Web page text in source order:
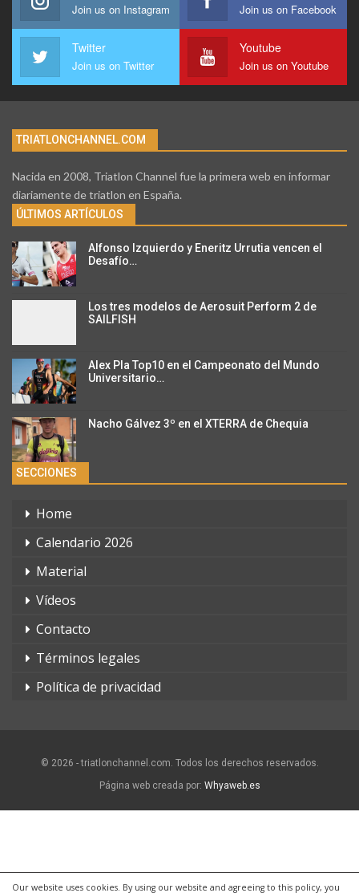
Our website uses cookies. By using our website and agreeing to this policy, you
Join us on Instagram Join us on Facebook
Twitter
Join us on Twitter
Youtube
Join us on Youtube
TRIATLONCHANNEL.COM
Nacida en 2008, Triatlon Channel fue la primera web en informar
diariamente de triatlon en España.
ÚLTIMOS ARTÍCULOS
Alfonso Izquierdo y Eneritz Urrutia vencen el
Desafío…
Los tres modelos de Aerosuit Perform 2 de
SAILFISH
Alex Pla Top10 en el Campeonato del Mundo
Universitario…
Nacho Gálvez 3º en el XTERRA de Chequia
SECCIONES
Home
Calendario 2026
Material
Vídeos
Contacto
Términos legales
Política de privacidad
© 2026 - triatlonchannel.com. Todos los derechos reservados.
Página web creada por: Whyaweb.es